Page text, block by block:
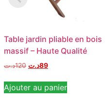
Table jardin pliable en bois
massif – Haute Qualité
120د.ت 89د.ت
Ajouter au panier